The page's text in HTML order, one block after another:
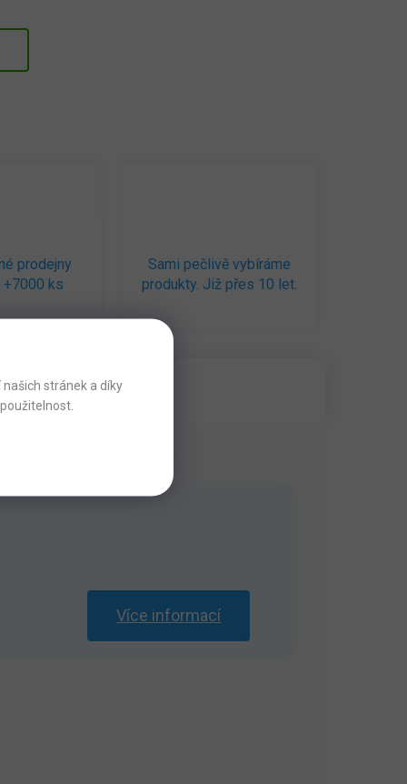
stránek a díky
prodejny
ks
Sami pečlivě vybíráme
produkty. Již přes 10 let.
Více informací